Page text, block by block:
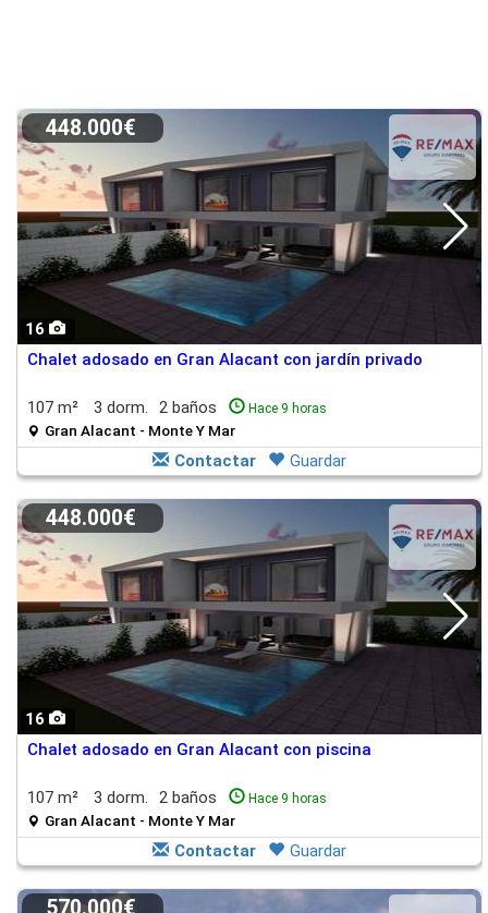
16
448.000€
Chalet adosado en Gran Alacant con jardín privado
107 m² 3 dorm. 2 baños Hace 9 horas
Gran Alacant - Monte Y Mar
Contactar Guardar
16
448.000€
Chalet adosado en Gran Alacant con piscina
107 m² 3 dorm. 2 baños Hace 9 horas
Gran Alacant - Monte Y Mar
Contactar Guardar